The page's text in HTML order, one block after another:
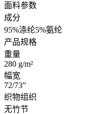
面料参数
成分
95%涤纶5%氨纶
产品规格
重量
280 g/m²
幅宽
72/73”
织物组织
无竹节